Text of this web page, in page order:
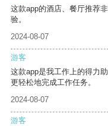
这款app的酒店、餐厅推荐
验。
2024-08-07
游客
这款app是我工作上的得力
更轻松地完成工作任务。
2024-08-07
游客